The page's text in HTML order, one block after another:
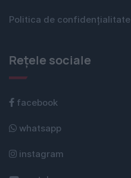
Politica de confidențialitate
Rețele sociale
facebook
whatsapp
instagram